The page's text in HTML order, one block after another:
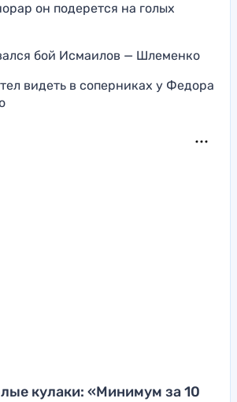
он подерется на голых
бой Исмаилов — Шлеменко
видеть в соперниках у Федора
кулаки: «Минимум за 10